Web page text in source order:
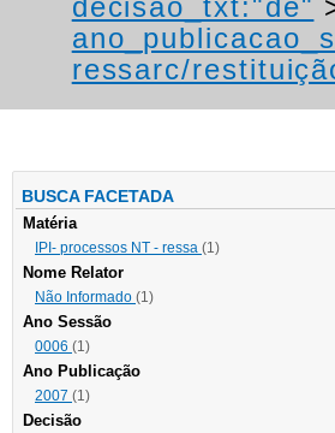
decisao_txt:"de"
ressarc/
BUSCA FACETADA
Matéria
IPI- processos NT - ressa (1)
Nome Relator
Não Informado (1)
Ano Sessão
0006 (1)
Ano Publicação
2007 (1)
Decisão